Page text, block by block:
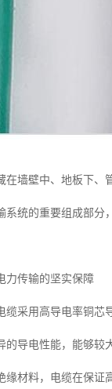
在墙壁中、地板下、
系统的重要组成部分
力传输的坚实保障
缆采用高导电率铜芯
的导电性能，能够较
缘材料，电缆在保证